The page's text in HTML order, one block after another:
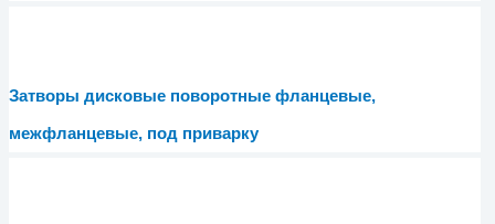
Затворы дисковые поворотные фланцевые,
межфланцевые, под приварку